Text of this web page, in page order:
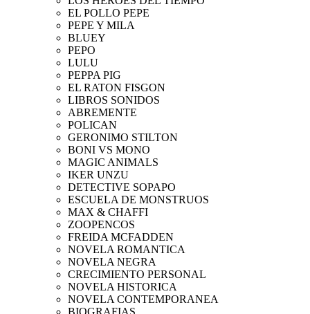
EL POLLO PEPE
PEPE Y MILA
BLUEY
PEPO
LULU
PEPPA PIG
EL RATON FISGON
LIBROS SONIDOS
ABREMENTE
POLICAN
GERONIMO STILTON
BONI VS MONO
MAGIC ANIMALS
IKER UNZU
DETECTIVE SOPAPO
ESCUELA DE MONSTRUOS
MAX & CHAFFI
ZOOPENCOS
FREIDA MCFADDEN
NOVELA ROMANTICA
NOVELA NEGRA
CRECIMIENTO PERSONAL
NOVELA HISTORICA
NOVELA CONTEMPORANEA